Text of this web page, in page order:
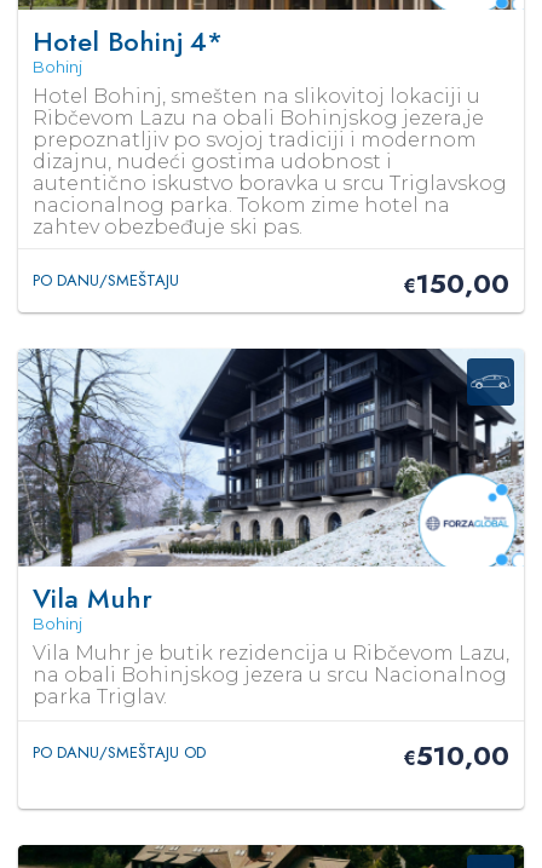
Hotel Bohinj 4*
Bohinj
Hotel Bohinj, smešten na slikovitoj lokaciji u
Ribčevom Lazu na obali Bohinjskog jezera,je
prepoznatljiv po svojoj tradiciji i modernom
dizajnu, nudeći gostima udobnost i
autentično iskustvo boravka u srcu Triglavskog
nacionalnog parka. Tokom zime hotel na
zahtev obezbeđuje ski pas.
PO DANU/SMEŠTAJU €150,00
Vila Muhr
Bohinj
Vila Muhr je butik rezidencija u Ribčevom Lazu,
na obali Bohinjskog jezera u srcu Nacionalnog
parka Triglav.
PO DANU/SMEŠTAJU OD €510,00